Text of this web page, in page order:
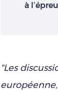
à
"Les